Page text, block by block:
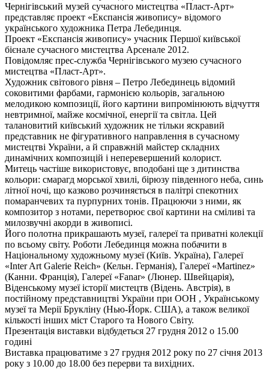
Чернігівський музей сучасного мистецтва «Пласт-Арт»
представляє проект «Експансія живопису» відомого
українського художника Петра Лебединця.
Проект «Експансія живопису» учасник Першої київської
бієнале сучасного мистецтва Арсенале 2012.
Повідомляє прес-служба Чернігівського музею сучасного
мистецтва «Пласт-Арт».
Художник світового рівня – Петро Лебединець відомий
соковитими фарбами, гармонією кольорів, загальною
мелодикою композиції, його картини випромінюють відчуття
невтримної, майже космічної, енергії та світла. Цей
талановитий київський художник не тільки яскравий
представник не фігуративного направлення в сучасному
мистецтві України, а й справжній майстер складних
динамічних композицій і неперевершений колорист.
Митець частіше використовує, вподобані ще з дитинства
кольори: смарагд морської хвилі, бірюзу південного неба, синь
літної ночі, що казково розчиняється в палітрі спекотних
помаранчевих та пурпурних тонів. Працюючи з ними, як
композитор з нотами, перетворює свої картини на сміливі та
милозвучні акорди в живописі.
Його полотна прикрашають музеї, галереї та приватні колекції
по всьому світу. Роботи Лебединця можна побачити в
Національному художньому музеї (Київ. Україна), Галереї
«Inter Art Galerie Reich» (Кельн. Германія), Галереї «Martinez»
(Канни. Франція), Галереї «Fanar» (Люнер. Швейцарія),
Віденському музеї історії мистецтв (Відень. Австрія), в
постійному представництві України при ООН , Українському
музеї та Мерії Брукліну (Нью-Йорк. США), а також великої
кількості інших міст Старого та Нового Світу.
Презентація виставки відбудеться 27 грудня 2012 о 15.00
годині
Виставка працюватиме з 27 грудня 2012 року по 27 січня 2013
року з 10.00 до 18.00 без перерви та вихідних.